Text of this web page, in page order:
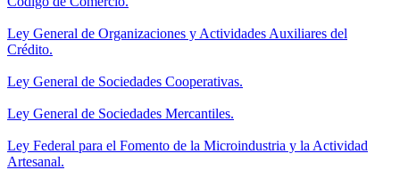
Ley General de Organizaciones y Actividades Auxiliares del
Crédito.
Ley General de Sociedades Cooperativas.
Ley General de Sociedades Mercantiles.
Ley Federal para el Fomento de la Microindustria y la Actividad
Artesanal.